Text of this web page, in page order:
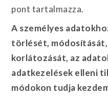
pont tartalmazza.
A személyes
törlését, módosítását,
korlátozását, az
adatkezelések elleni
módokon tudja